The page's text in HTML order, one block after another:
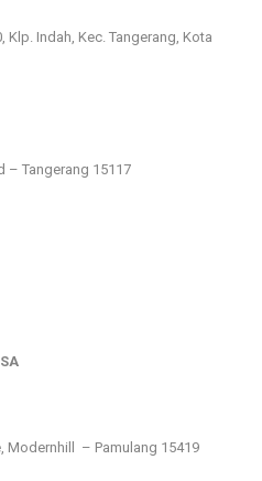
Klp. Indah, Kec. Tangerang, Kota
– Tangerang 15117
Modernhill – Pamulang 15419